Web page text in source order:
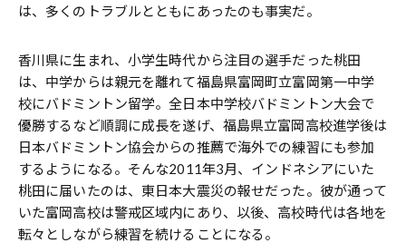
は、多くのトラブルとともにあったのも事実だ。
香川県に生まれ、小学生時代から注目の選手だった桃田
は、中学からは親元を離れて福島県富岡町立富岡第一中学
校にバドミントン留学。全日本中学校バドミントン大会で
優勝するなど順調に成長を遂げ、福島県立富岡高校進学後は
日本バドミントン協会からの推薦で海外での練習にも参加
するようになる。そんな2011年3月、インドネシアにいた
桃田に届いたのは、東日本大震災の報せだった。彼が通って
いた富岡高校は警戒区域内にあり、以後、高校時代は各地を
転々としながら練習を続けることになる。